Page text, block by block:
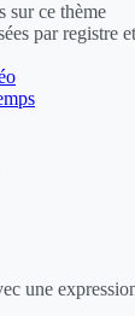
sur ce thème
par registre et
une